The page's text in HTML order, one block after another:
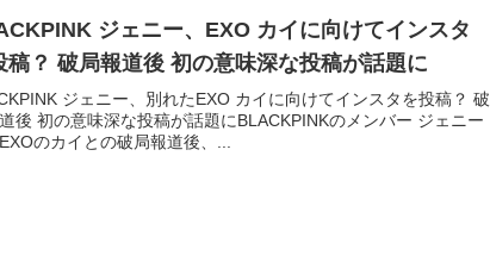
ジェニー、EXO カイに向けてインスタ
稿？ 破局報道後 初の意味深な投稿が話題に
ジェニー、別れたEXO カイに向けてインスタを投稿？ 破
後 初の意味深な投稿が話題にBLACKPINKのメンバー ジェニー
のカイとの破局報道後、...